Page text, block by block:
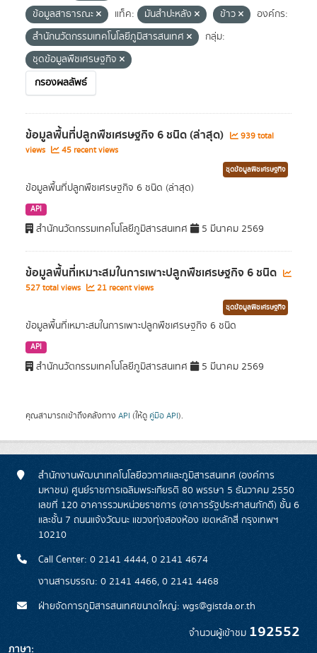
ข้อมูลสาธารณะ
แท็ค: มันสำปะหลัง ข้าว
องค์กร:
สำนักนวัตกรรมเทคโนโลยีภูมิสารสนเทศ
กลุ่ม:
ชุดข้อมูลพืชเศรษฐกิจ
กรองผลลัพธ์
ข้อมูลพื้นที่ปลูกพืชเศรษฐกิจ 6 ชนิด (ล่าสุด)
939 total
views
45 recent views
ชุดข้อมูลพืชเศรษฐกิจ
ข้อมูลพื้นที่ปลูกพืชเศรษฐกิจ 6 ชนิด (ล่าสุด)
API
สำนักนวัตกรรมเทคโนโลยีภูมิสารสนเทศ 5 มีนาคม 2569
ข้อมูลพื้นที่เหมาะสมในการเพาะปลูกพืชเศรษฐกิจ 6 ชนิด
527 total views 21 recent views
ชุดข้อมูลพืชเศรษฐกิจ
ข้อมูลพื้นที่เหมาะสมในการเพาะปลูกพืชเศรษฐกิจ 6 ชนิด
API
สำนักนวัตกรรมเทคโนโลยีภูมิสารสนเทศ 5 มีนาคม 2569
คุณสามารถเข้าถึงคลังทาง API (ให้ดู คู่มือ API).
สำนักงานพัฒนาเทคโนโลยีอวกาศและภูมิสารสนเทศ (องค์การ
มหาชน) ศูนย์ราชการเฉลิมพระเกียรติ 80 พรรษา 5 ธันวาคม 2550
เลขที่ 120 อาคารรวมหน่วยราชการ (อาคารรัฐประศาสนภักดี) ชั้น 6
และชั้น 7 ถนนแจ้งวัฒนะ แขวงทุ่งสองห้อง เขตหลักสี่ กรุงเทพฯ
10210
Call Center: 0 2141 4444, 0 2141 4674
งานสารบรรณ: 0 2141 4466, 0 2141 4468
ฝ่ายจัดการภูมิสารสนเทศขนาดใหญ่: wgs@gistda.or.th
จำนวนผู้เข้าชม 192552
ภาษา